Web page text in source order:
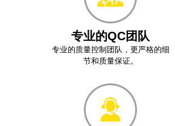
专业的QC团队
专业的质量控制团队，更严格的细
节和质量保证。